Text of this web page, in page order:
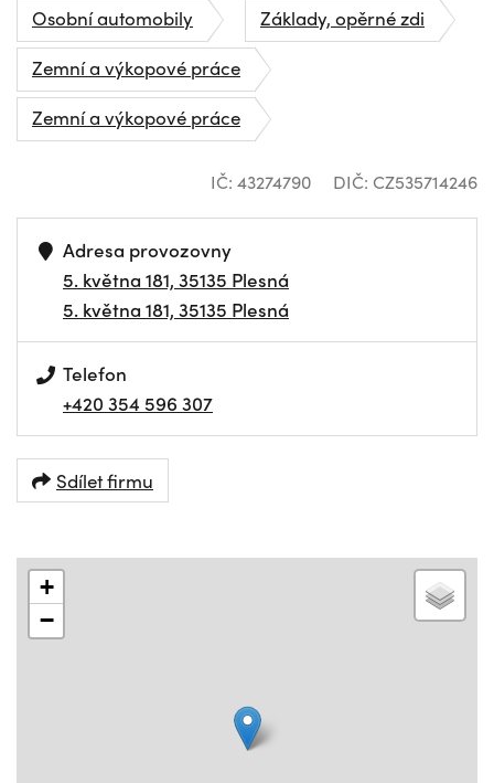
Osobní automobily
Základy, opěrné zdi
Zemní a výkopové práce
Zemní a výkopové práce
IČ: 43274790 DIČ: CZ535714246
Adresa provozovny
5. května 181, 35135 Plesná
5. května 181, 35135 Plesná
Telefon
+420 354 596 307
Sdílet firmu
+
−